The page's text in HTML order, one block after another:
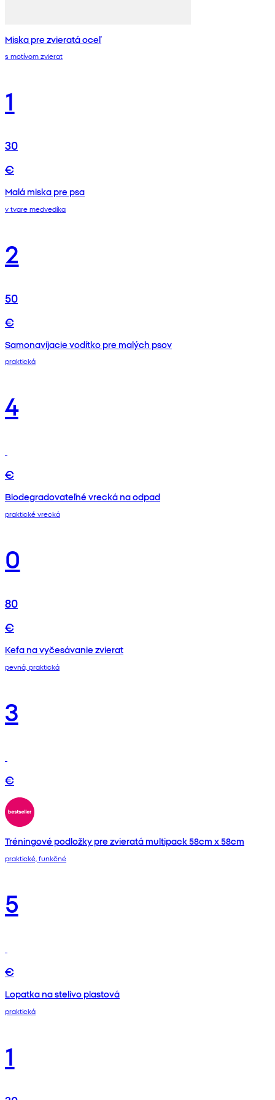
Miska pre zvieratá oceľ
s motívom zvierat
1
30
€
Malá miska pre psa
v tvare medvedíka
2
50
€
Samonavíjacie vodítko pre malých psov
praktická
4
€
Biodegradovateľné vrecká na odpad
praktické vrecká
0
80
€
Kefa na vyčesávanie zvierat
pevná, praktická
3
€
Tréningové podložky pre zvieratá multipack 58cm x 58cm
praktické, funkčné
5
€
Lopatka na stelivo plastová
praktická
1